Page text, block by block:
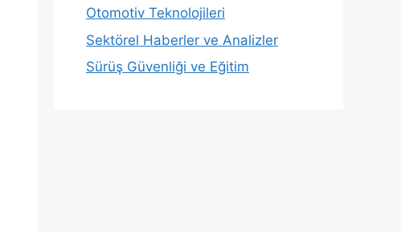
Otomotiv Teknolojileri
Sektörel Haberler ve Analizler
Sürüş Güvenliği ve Eğitim